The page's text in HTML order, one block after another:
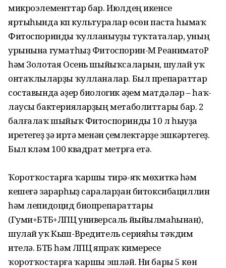
микроэлементтар бар. Июлдең икенсе
яртыһында күп культуралар өсөн паста һымаҡ
Фитоспоринды ҡулланыуҙы туҡтаталар, уның
урынына гуматһыҙ Фитоспорин-М РеаниматоР
һәм Золотая Осень шыйыҡсаларын, шулай уҡ
онтаҡ­лыларҙы ҡулланалар. Был препараттар
соста­вында әҙер биологик әүҙем матдәләр – һаҡ­
лаусы бакте­рияларҙың метаболиттары бар. 2
бал­ғалаҡ шыйыҡ Фитоспоринды 10 л һыуҙа
иретегеҙ ҙә иртә менән үҫемлектәрҙе эшкәр­тегеҙ.
Был күләм 100 квадрат метрға етә.
Ҡоротҡостарға ҡаршы тирә-яҡ мөхиткә һәм
кешегә зарарһыҙ сараларҙан битоксибациллин
һәм лепидоцид биопрепараттары
(Гуми+БТБ+ЛПЦ универсаль йыйылмаһынан),
шулай уҡ Кыш-Вредитель серияһы тәҡдим
ителә. БТБ һәм ЛПЦ япраҡ кимереүсе
ҡоротҡостарға ҡар­шы эшләй. Ни бары 5 көн